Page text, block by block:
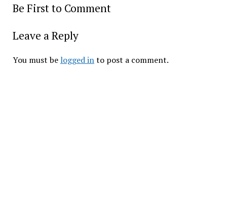
Be First to Comment
Leave a Reply
You must be logged in to post a comment.